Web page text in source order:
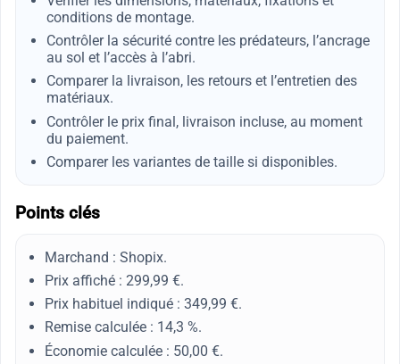
conditions de montage.
Contrôler la sécurité contre les prédateurs, l’ancrage
au sol et l’accès à l’abri.
Comparer la livraison, les retours et l’entretien des
matériaux.
Contrôler le prix final, livraison incluse, au moment
du paiement.
Comparer les variantes de taille si disponibles.
Points clés
Marchand : Shopix.
Prix affiché : 299,99 €.
Prix habituel indiqué : 349,99 €.
Remise calculée : 14,3 %.
Économie calculée : 50,00 €.